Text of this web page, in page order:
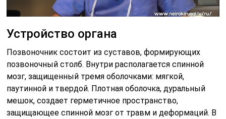
Устройство органа
Позвоночник состоит из суставов, формирующих
позвоночный столб. Внутри располагается спинной
мозг, защищенный тремя оболочками: мягкой,
паутинной и твердой. Плотная оболочка, дуральный
мешок, создает герметичное пространство,
защищающее спинной мозг от травм и деформаций. В